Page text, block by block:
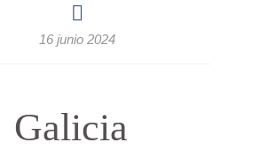
16 junio 2024
Galicia